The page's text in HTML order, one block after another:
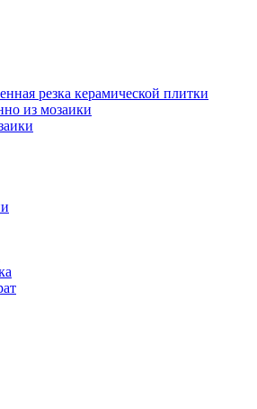
резка керамической плитки
из мозаики